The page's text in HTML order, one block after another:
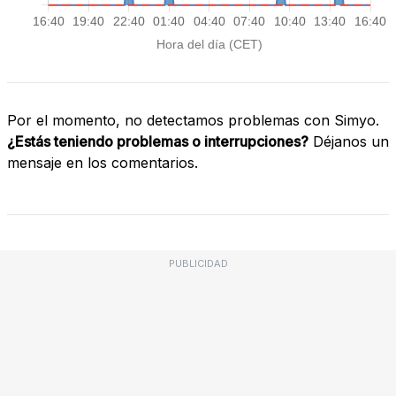
Por el momento, no detectamos problemas con Simyo.
¿Estás teniendo problemas o interrupciones? Déjanos un
mensaje en los comentarios.
PUBLICIDAD